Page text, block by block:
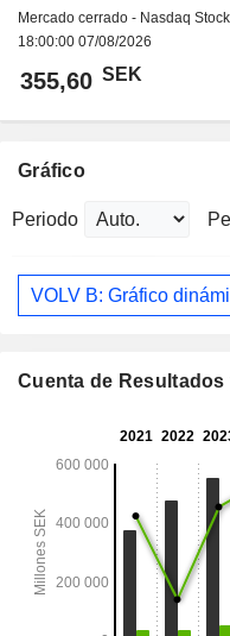
Mercado cerrado - Nasdaq
18:00:00 07/08/2026
355,60 SEK
Gráfico
Periodo
VOLV B: Gráfico
Cuenta de